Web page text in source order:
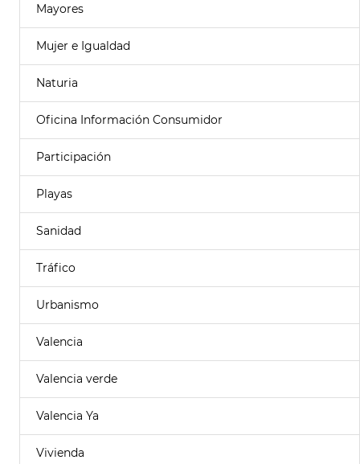
Mayores
Mujer e Igualdad
Naturia
Oficina Información Consumidor
Participación
Playas
Sanidad
Tráfico
Urbanismo
Valencia
Valencia verde
Valencia Ya
Vivienda